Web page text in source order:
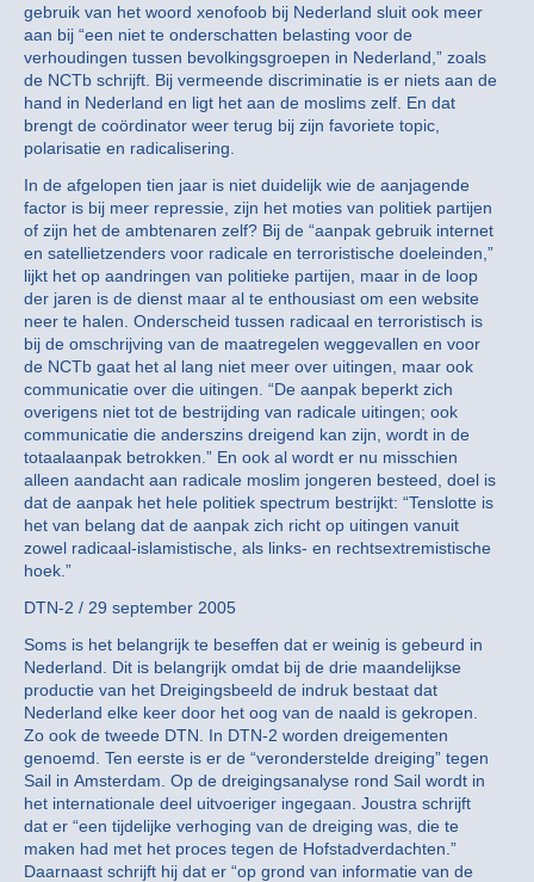
gebruik van het woord xenofoob bij Nederland sluit ook meer
aan bij “een niet te onderschatten belasting voor de
verhoudingen tussen bevolkingsgroepen in Nederland,” zoals
de NCTb schrijft. Bij vermeende discriminatie is er niets aan de
hand in Nederland en ligt het aan de moslims zelf. En dat
brengt de coördinator weer terug bij zijn favoriete topic,
polarisatie en radicalisering.
In de afgelopen tien jaar is niet duidelijk wie de aanjagende
factor is bij meer repressie, zijn het moties van politiek partijen
of zijn het de ambtenaren zelf? Bij de “aanpak gebruik internet
en satellietzenders voor radicale en terroristische doeleinden,”
lijkt het op aandringen van politieke partijen, maar in de loop
der jaren is de dienst maar al te enthousiast om een website
neer te halen. Onderscheid tussen radicaal en terroristisch is
bij de omschrijving van de maatregelen weggevallen en voor
de NCTb gaat het al lang niet meer over uitingen, maar ook
communicatie over die uitingen. “De aanpak beperkt zich
overigens niet tot de bestrijding van radicale uitingen; ook
communicatie die anderszins dreigend kan zijn, wordt in de
totaalaanpak betrokken.” En ook al wordt er nu misschien
alleen aandacht aan radicale moslim jongeren besteed, doel is
dat de aanpak het hele politiek spectrum bestrijkt: “Tenslotte is
het van belang dat de aanpak zich richt op uitingen vanuit
zowel radicaal-islamistische, als links- en rechtsextremistische
hoek.”
DTN-2 / 29 september 2005
Soms is het belangrijk te beseffen dat er weinig is gebeurd in
Nederland. Dit is belangrijk omdat bij de drie maandelijkse
productie van het Dreigingsbeeld de indruk bestaat dat
Nederland elke keer door het oog van de naald is gekropen.
Zo ook de tweede DTN. In DTN-2 worden dreigementen
genoemd. Ten eerste is er de “veronderstelde dreiging” tegen
Sail in Amsterdam. Op de dreigingsanalyse rond Sail wordt in
het internationale deel uitvoeriger ingegaan. Joustra schrijft
dat er “een tijdelijke verhoging van de dreiging was, die te
maken had met het proces tegen de Hofstadverdachten.”
Daarnaast schrijft hij dat er “op grond van informatie van de